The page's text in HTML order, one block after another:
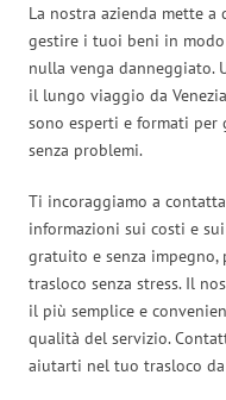
La nostra azienda mette
gestire i tuoi beni in
nulla venga danneggiato.
il lungo viaggio da
sono esperti e formati per
senza problemi.
Ti incoraggiamo a
informazioni sui costi e
gratuito e senza
trasloco senza stress. Il
il più semplice e
qualità del servizio.
aiutarti nel tuo trasloco da